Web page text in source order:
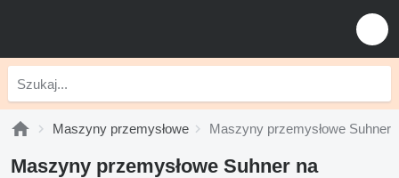
Maszyny przemysłowe Maszyny przemysłowe Suhner
Maszyny przemysłowe Suhner na